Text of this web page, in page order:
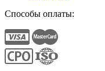
Способы оплаты: